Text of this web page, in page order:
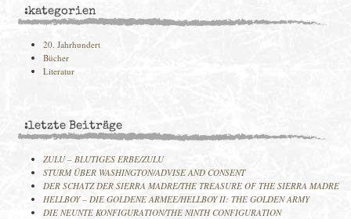
:kategorien
20. Jahrhundert
Bücher
Literatur
:letzte Beiträge
ZULU – BLUTIGES ERBE/ZULU
STURM ÜBER WASHINGTON/ADVISE AND CONSENT
DER SCHATZ DER SIERRA MADRE/THE TREASURE OF THE SIERRA MADRE
HELLBOY – DIE GOLDENE ARMEE/HELLBOY II: THE GOLDEN ARMY
DIE NEUNTE KONFIGURATION/THE NINTH CONFIGURATION